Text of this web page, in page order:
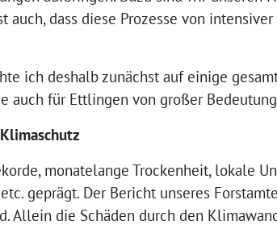
auch, dass diese Prozesse von
ich deshalb zunächst auf einige
auch für Ettlingen von großer
monatelange Trockenheit, lokale
geprägt. Der Bericht unseres
Allein die Schäden durch den